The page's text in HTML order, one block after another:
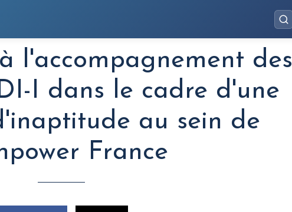
l'accompagnement des
I dans le cadre d'une
au sein de
France